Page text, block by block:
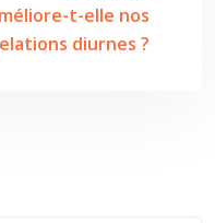
t-elle nos
diurnes ?